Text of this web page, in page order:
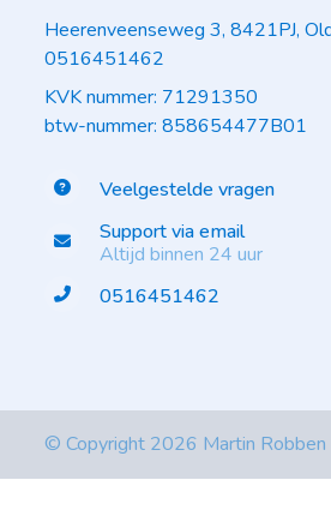
Heerenveenseweg 3, 8421PJ,
0516451462
KVK nummer: 71291350
btw-nummer: 858654477B01
Veelgestelde vragen
Support via email
Altijd binnen 24 uur
0516451462
© Copyright 2026 Martin Robben